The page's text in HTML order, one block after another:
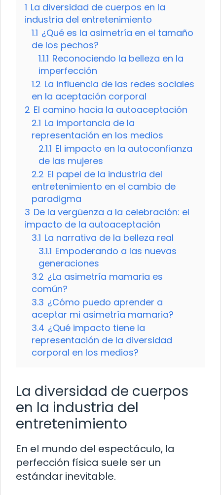
1 La diversidad de cuerpos en la
industria del entretenimiento
1.1 ¿Qué es la asimetría en el tamaño
de los pechos?
1.1.1 Reconociendo la belleza en la
imperfección
1.2 La influencia de las redes sociales
en la aceptación corporal
2 El camino hacia la autoaceptación
2.1 La importancia de la
representación en los medios
2.1.1 El impacto en la autoconfianza
de las mujeres
2.2 El papel de la industria del
entretenimiento en el cambio de
paradigma
3 De la vergüenza a la celebración: el
impacto de la autoaceptación
3.1 La narrativa de la belleza real
3.1.1 Empoderando a las nuevas
generaciones
3.2 ¿La asimetría mamaria es
común?
3.3 ¿Cómo puedo aprender a
aceptar mi asimetría mamaria?
3.4 ¿Qué impacto tiene la
representación de la diversidad
corporal en los medios?
La diversidad de cuerpos
en la industria del
entretenimiento
En el mundo del espectáculo, la
perfección física suele ser un
estándar inevitable.